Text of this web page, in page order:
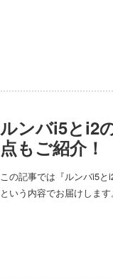
ルンバi5とi2
点もご紹介！
この記事では『ルンバi5と
という内容でお届けしま